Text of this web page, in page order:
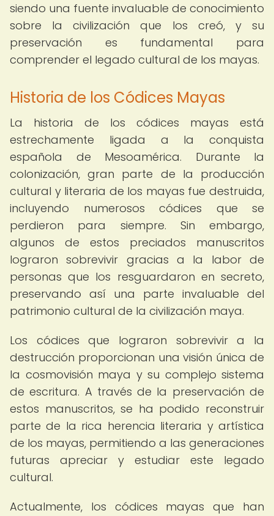
siendo una fuente invaluable de conocimiento
sobre la civilización que los creó, y su
preservación es fundamental para
comprender el legado cultural de los mayas.
Historia de los Códices Mayas
La historia de los códices mayas está
estrechamente ligada a la conquista
española de Mesoamérica. Durante la
colonización, gran parte de la producción
cultural y literaria de los mayas fue destruida,
incluyendo numerosos códices que se
perdieron para siempre. Sin embargo,
algunos de estos preciados manuscritos
lograron sobrevivir gracias a la labor de
personas que los resguardaron en secreto,
preservando así una parte invaluable del
patrimonio cultural de la civilización maya.
Los códices que lograron sobrevivir a la
destrucción proporcionan una visión única de
la cosmovisión maya y su complejo sistema
de escritura. A través de la preservación de
estos manuscritos, se ha podido reconstruir
parte de la rica herencia literaria y artística
de los mayas, permitiendo a las generaciones
futuras apreciar y estudiar este legado
cultural.
Actualmente, los códices mayas que han